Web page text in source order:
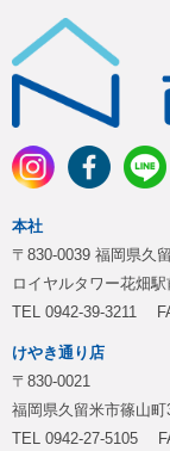
本社
〒830-0039 福岡県久
ロイヤルタワー花畑
TEL 0942-39-3211
けやき通り店
〒830-0021
福岡県久留米市篠山町
TEL 0942-27-5105